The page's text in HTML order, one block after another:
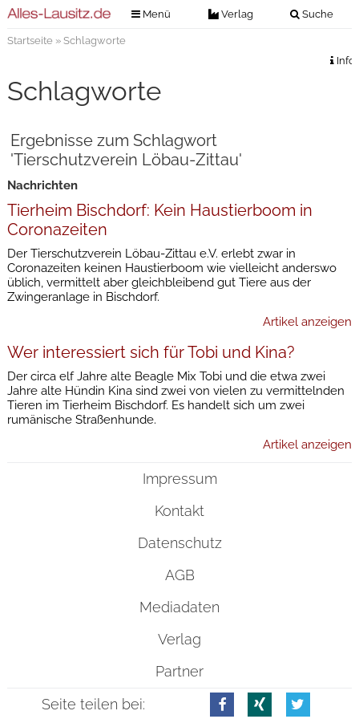
Menü Verlag Suche
Verlag
Kontakt
Anzeigenannahme
Digitale Ausgaben
Startseite» Schlagworte
Info
Schlagworte
Ergebnisse zum Schlagwort
'Tierschutzverein Löbau-Zittau'
Nachrichten
Tierheim Bischdorf: Kein Haustierboom in
Coronazeiten
Der Tierschutzverein Löbau-Zittau e.V. erlebt zwar in
Coronazeiten keinen Haustierboom wie vielleicht anderswo
üblich, vermittelt aber gleichbleibend gut Tiere aus der
Zwingeranlage in Bischdorf.
Artikel anzeigen
Wer interessiert sich für Tobi und Kina?
Der circa elf Jahre alte Beagle Mix Tobi und die etwa zwei
Jahre alte Hündin Kina sind zwei von vielen zu vermittelnden
Tieren im Tierheim Bischdorf. Es handelt sich um zwei
rumänische Straßenhunde.
Artikel anzeigen
Impressum
Kontakt
Datenschutz
AGB
Mediadaten
Verlag
Partner
Seite teilen bei: